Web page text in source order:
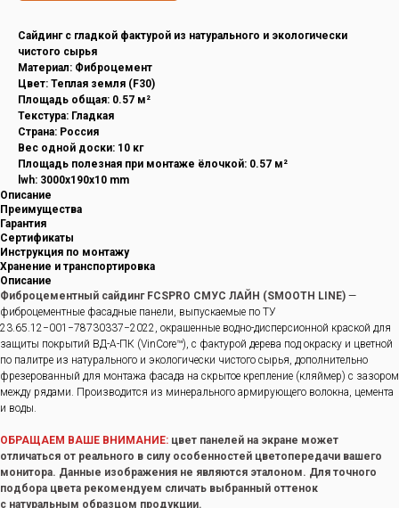
Cайдинг с гладкой фактурой из натурального и экологически
чистого сырья
Материал: Фиброцемент
Цвет: Теплая земля (F30)
Площадь общая: 0.57 м²
Текстура: Гладкая
Страна: Россия
Вес одной доски: 10 кг
Площадь полезная при монтаже ёлочкой: 0.57 м²
lwh: 3000x190x10 mm
Описание
Преимущества
Гарантия
Сертификаты
Инструкция по монтажу
Хранение и транспортировка
Описание
Фиброцементный сайдинг FCSPRO СМУС ЛАЙН (SMOOTH LINE) —
фиброцементные фасадные панели, выпускаемые по ТУ
23.65.12−001−78730337−2022, окрашенные водно-дисперсионной краской для
защиты покрытий ВД-А-ПК (VinCore™), с фактурой дерева под окраску и цветной
по палитре из натурального и экологически чистого сырья, дополнительно
фрезерованный для монтажа фасада на скрытое крепление (кляймер) с зазором
между рядами. Производится из минерального армирующего волокна, цемента
и воды.
ОБРАЩАЕМ ВАШЕ ВНИМАНИЕ: цвет панелей на экране может
отличаться от реального в силу особенностей цветопередачи вашего
монитора. Данные изображения не являются эталоном. Для точного
подбора цвета рекомендуем сличать выбранный оттенок
с натуральным образцом продукции.